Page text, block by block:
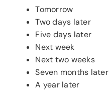
Tomorrow
Two days later
Five days later
Next week
Next two weeks
Seven months later
A year later